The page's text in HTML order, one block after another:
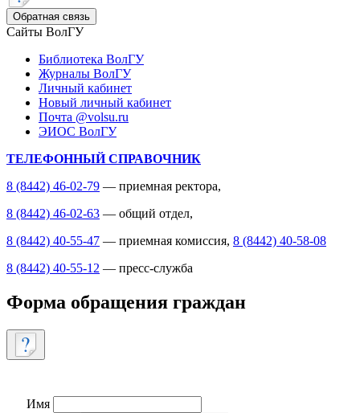
Обратная связь
Сайты ВолГУ
Библиотека ВолГУ
Журналы ВолГУ
Личный кабинет
Новый личный кабинет
Почта @volsu.ru
ЭИОС ВолГУ
ТЕЛЕФОННЫЙ СПРАВОЧНИК
8 (8442) 46-02-79 — приемная ректора,
8 (8442) 46-02-63 — общий отдел,
8 (8442) 40-55-47 — приемная комиссия, 8 (8442) 40-58-08
8 (8442) 40-55-12 — пресс-служба
Форма обращения граждан
Имя